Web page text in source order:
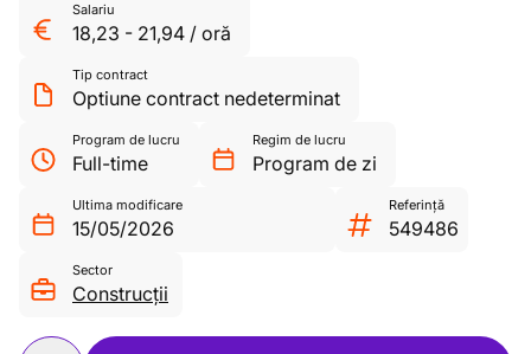
Salariu
18,23 - 21,94 / oră
Tip contract
Optiune contract nedeterminat
Program de lucru
Full-time
Regim de lucru
Program de zi
Ultima modificare
15/05/2026
Referință
549486
Sector
Construcții